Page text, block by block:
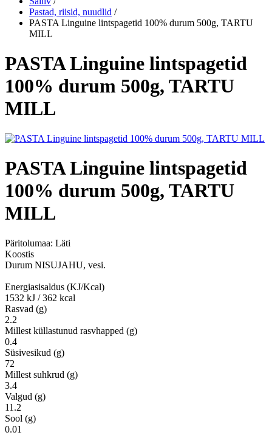
Pastad, riisid, nuudlid /
PASTA Linguine lintspagetid 100% durum 500g, TARTU
MILL
PASTA Linguine lintspagetid
100% durum 500g, TARTU
MILL
PASTA Linguine lintspagetid
100% durum 500g, TARTU
MILL
Päritolumaa: Läti
Koostis
Durum NISUJAHU, vesi.
Energiasisaldus (KJ/Kcal)
1532 kJ / 362 kcal
Rasvad (g)
2.2
Millest küllastunud rasvhapped (g)
0.4
Süsivesikud (g)
72
Millest suhkrud (g)
3.4
Valgud (g)
11.2
Sool (g)
0.01